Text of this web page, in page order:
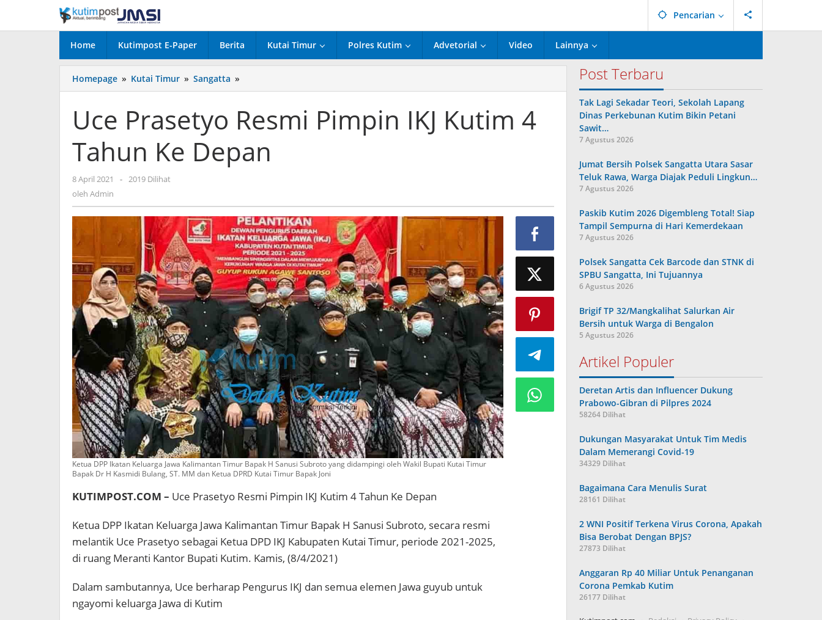
konten
Pencarian
Home Kutimpost E-Paper Berita Kutai Timur Polres Kutim Advetorial Video Lainnya
Homepage » Kutai Timur » Sangatta »
Prasetyo
Pimpin
IKJ
4
Uce Prasetyo Resmi Pimpin IKJ Kutim 4
Tahun Ke Depan
8 April 2021
oleh
- 2019 Dilihat
oleh Admin
Ketua DPP Ikatan Keluarga Jawa Kalimantan Timur Bapak H Sanusi Subroto yang didampingi oleh Wakil Bupati Kutai Timur
Bapak Dr H Kasmidi Bulang, ST. MM dan Ketua DPRD Kutai Timur Bapak Joni
KUTIMPOST.COM – Uce Prasetyo Resmi Pimpin IKJ Kutim 4 Tahun Ke Depan
Ketua DPP Ikatan Keluarga Jawa Kalimantan Timur Bapak H Sanusi Subroto, secara resmi
melantik Uce Prasetyo sebagai Ketua DPD IKJ Kabupaten Kutai Timur, periode 2021-2025,
di ruang Meranti Kantor Bupati Kutim. Kamis, (8/4/2021)
Dalam sambutannya, Uce berharap Pengurus IKJ dan semua elemen Jawa guyub untuk
ngayomi keluarga Jawa di Kutim
Post Terbaru
Tak Lagi Sekadar Teori, Sekolah Lapang
Dinas Perkebunan Kutim Bikin Petani
Sawit…
7 Agustus 2026
Jumat Bersih Polsek Sangatta Utara Sasar
Teluk Rawa, Warga Diajak Peduli Lingkun…
7 Agustus 2026
Paskib Kutim 2026 Digembleng Total! Siap
Tampil Sempurna di Hari Kemerdekaan
7 Agustus 2026
Polsek Sangatta Cek Barcode dan STNK di
SPBU Sangatta, Ini Tujuannya
6 Agustus 2026
Brigif TP 32/Mangkalihat Salurkan Air
Bersih untuk Warga di Bengalon
5 Agustus 2026
Artikel Populer
Deretan Artis dan Influencer Dukung
Prabowo-Gibran di Pilpres 2024
58264 Dilihat
Dukungan Masyarakat Untuk Tim Medis
Dalam Memerangi Covid-19
34329 Dilihat
Bagaimana Cara Menulis Surat
28161 Dilihat
2 WNI Positif Terkena Virus Corona, Apakah
Bisa Berobat Dengan BPJS?
27873 Dilihat
Anggaran Rp 40 Miliar Untuk Penanganan
Corona Pemkab Kutim
26177 Dilihat